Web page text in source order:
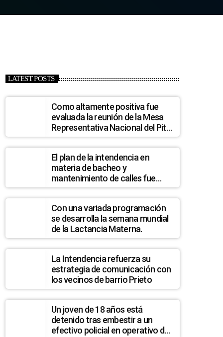
LATEST POSTS
Como altamente positiva fue
evaluada la reunión de la Mesa
Representativa Nacional del Pit
Cnt en Melo
El plan de la intendencia en
materia de bacheo y
mantenimiento de calles fue
analizado en la Junta
Departamental
Con una variada programación
se desarrolla la semana mundial
de la Lactancia Materna.
La Intendencia refuerza su
estrategia de comunicación con
los vecinos de barrio Prieto
Un joven de 18 años está
detenido tras embestir a un
efectivo policial en operativo de